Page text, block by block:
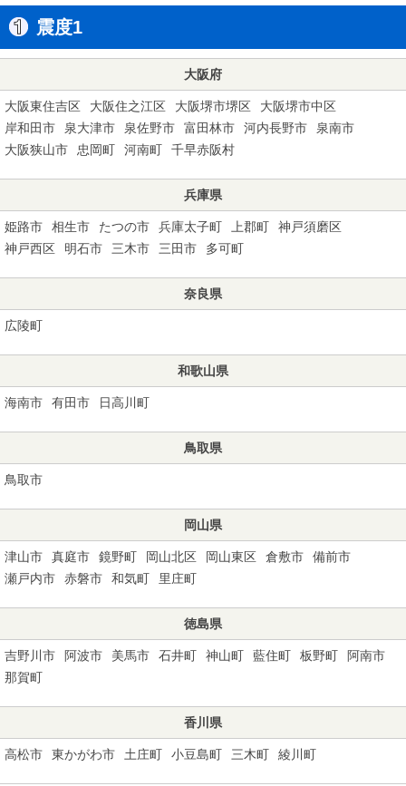
震度1
大阪府
大阪東住吉区 大阪住之江区 大阪堺市堺区
大阪堺市中区
岸和田市
泉大津市 泉佐野市 富田林市 河内長野市
泉南市
大阪狭山市
忠岡町 河南町 千早赤阪村
兵庫県
姫路市 相生市 たつの市 兵庫太子町 上郡町
神戸須磨区
神戸西区
明石市 三木市 三田市 多可町
奈良県
広陵町
和歌山県
海南市 有田市 日高川町
鳥取県
鳥取市
岡山県
津山市 真庭市 鏡野町 岡山北区 岡山東区 倉敷市
備前市
瀬戸内市
赤磐市 和気町 里庄町
徳島県
吉野川市 阿波市 美馬市 石井町 神山町 藍住町 板野町
阿南市
那賀町
香川県
高松市 東かがわ市 土庄町 小豆島町 三木町 綾川町